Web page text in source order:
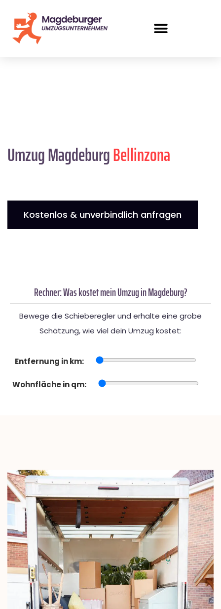
Umzug MagdeburgBellinzona
Kostenlos & unverbindlich anfragen
Rechner: Was kostet mein Umzug in Magdeburg?
Bewege die Schieberegler und erhalte eine grobe
Schätzung, wie viel dein Umzug kostet:
Entfernung in km:
Wohnfläche in qm: